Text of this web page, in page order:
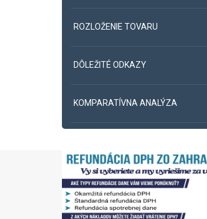
ROZLOŽENIE TOVARU
DÔLEŽITÉ ODKAZY
KOMPARATÍVNA ANALÝZA